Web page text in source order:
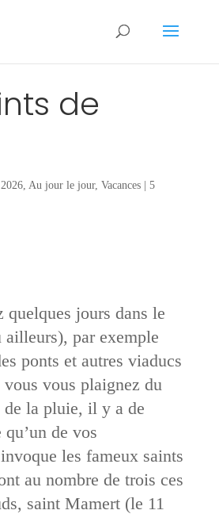
de
2026, Au jour le jour, Vacances| 5
quelques jours dans le
ailleurs), par exemple
ponts et autres viaducs
vous plaignez du
la pluie, il y a de
qu’un de vos
les fameux saints
au nombre de trois ces
saint Mamert (le 11